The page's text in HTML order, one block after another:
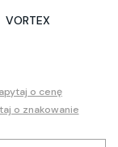
VORTEX
o cenę
o znakowanie